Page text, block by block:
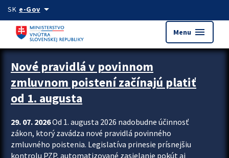
Preskocit na hlavný obsah
SK e-Govarrow_drop_down
Menu menu
Zastavit automatický posun upútavok
Nové pravidlá v povinnom
zmluvnom poistení začínajú platiť
od 1. augusta
29. 07. 2026Od 1. augusta 2026 nadobudne účinnosť
zákon, ktorý zavádza nové pravidlá povinného
zmluvného poistenia. Legislatíva prinesie prísnejšiu
kontrolu PZP, automatizované zasielanie pokút aj